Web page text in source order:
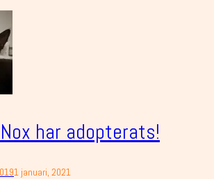
har adopterats!
1 januari, 2021